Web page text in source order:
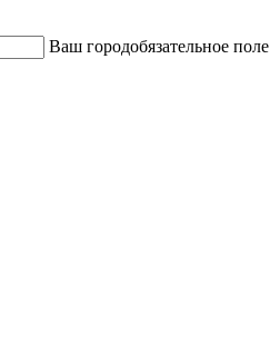
Ваш городобязательное поле